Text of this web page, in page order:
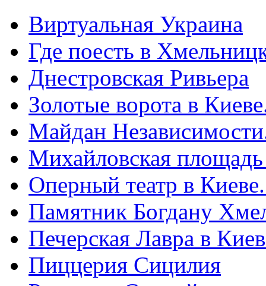
Виртуальная Украина
Где поесть в
Днестровская Ривьера
Золотые ворота в
Майдан
Михайловская
Оперный театр в
Памятник Богдану
Печерская Лавра в
Пиццерия Сицилия